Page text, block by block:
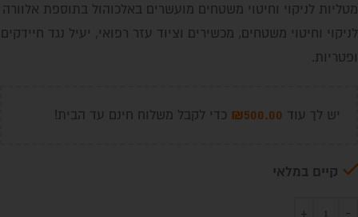
מטליות לניקוי וחיטוי משטחים מועשרים באלכוהול בתוספת אלוורה
לניקוי וחיטוי משטחים, מכשירים וציוד עזר רפואי, יעיל נגד חיידקים
ופטריות.
יש לך עוד ₪500.00 כדי לקבל משלוח חינם עד הבית!
קיים במלאי